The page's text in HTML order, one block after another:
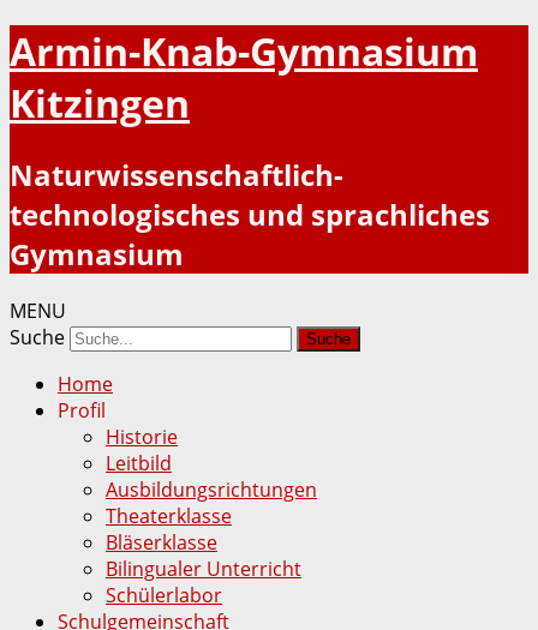
Armin-Knab-Gymnasium
Kitzingen
Naturwissenschaftlich-
technologisches und sprachliches
Gymnasium
MENU
Suche
Home
Profil
Historie
Leitbild
Ausbildungsrichtungen
Theaterklasse
Bläserklasse
Bilingualer Unterricht
Schülerlabor
Schulgemeinschaft